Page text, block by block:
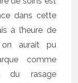
dans cette
à l’heure de
aurait pu
comme
du rasage